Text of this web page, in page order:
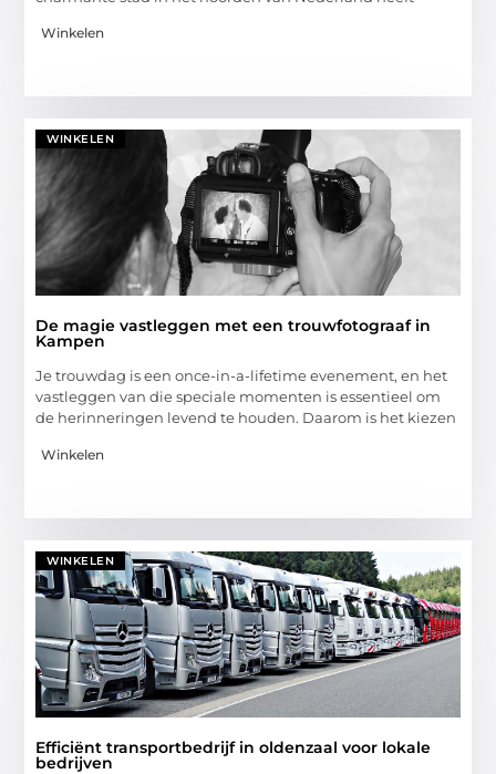
Winkelen
WINKELEN
De magie vastleggen met een trouwfotograaf in
Kampen
Je trouwdag is een once-in-a-lifetime evenement, en het
vastleggen van die speciale momenten is essentieel om
de herinneringen levend te houden. Daarom is het kiezen
Winkelen
WINKELEN
Efficiënt transportbedrijf in oldenzaal voor lokale
bedrijven